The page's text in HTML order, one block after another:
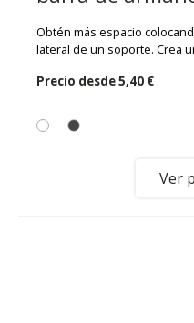
Obtén más espacio
lateral de un soporte. Crea
Precio desde5,40 €
Ver